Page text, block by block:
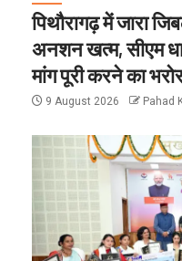
पिथौरागढ़ में जारा
अनशन खत्म, सीएम
मांग पूरी करने का
9 August 2026 Pahad